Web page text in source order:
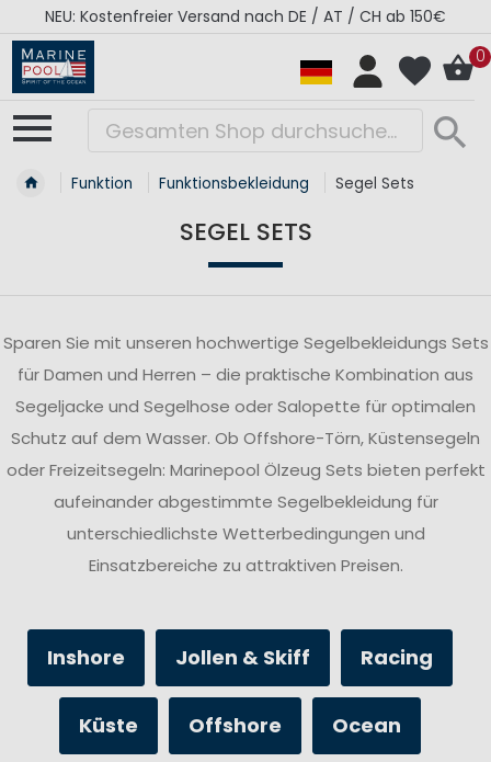
RÉGATES ROYALES Kollektion - Super Sale
0
Funktion Funktionsbekleidung Segel Sets
SEGEL SETS
Sparen Sie mit unseren hochwertige Segelbekleidungs Sets
für Damen und Herren – die praktische Kombination aus
Segeljacke und Segelhose oder Salopette für optimalen
Schutz auf dem Wasser. Ob Offshore-Törn, Küstensegeln
oder Freizeitsegeln: Marinepool Ölzeug Sets bieten perfekt
aufeinander abgestimmte Segelbekleidung für
unterschiedlichste Wetterbedingungen und
Einsatzbereiche zu attraktiven Preisen.
Inshore Jollen & Skiff Racing
Küste Offshore Ocean